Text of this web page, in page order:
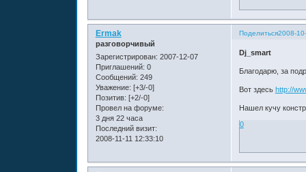
Поделиться2008-
Ermak
разговорчивый
Зарегистрирован: 2007-12-07
Приглашений: 0
Сообщений: 249
Уважение: [+3/-0]
Позитив: [+2/-0]
Провел на форуме:
3 дня 22 часа
Последний визит:
2008-11-11 12:33:10
Dj_smart
Благодарю, за
Вот здесь http://
Нашел кучу
0